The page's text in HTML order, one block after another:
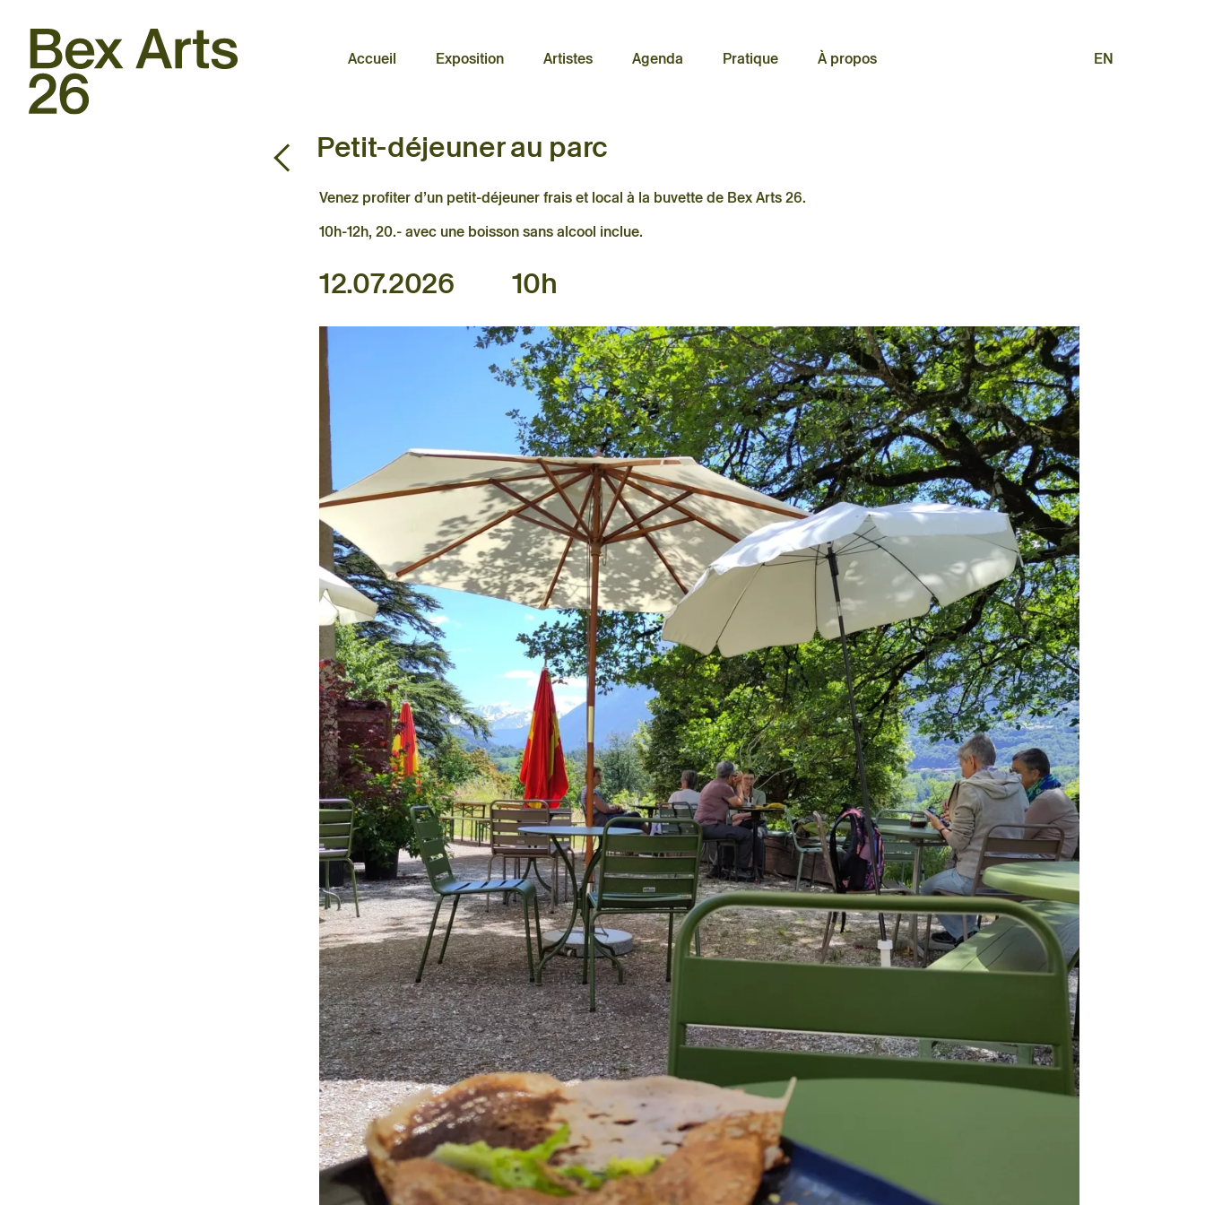
Accueil Exposition Artistes Agenda Pratique À propos EN
Triennale d’art contemporain
en plein air
Accueil
Exposition
RetourPetit-déjeuner au parc
Venez profiter d’un petit-déjeuner frais et local à la buvette de Bex Arts 26.
10h-12h, 20.- avec une boisson sans alcool inclue.
12.07.2026 10h